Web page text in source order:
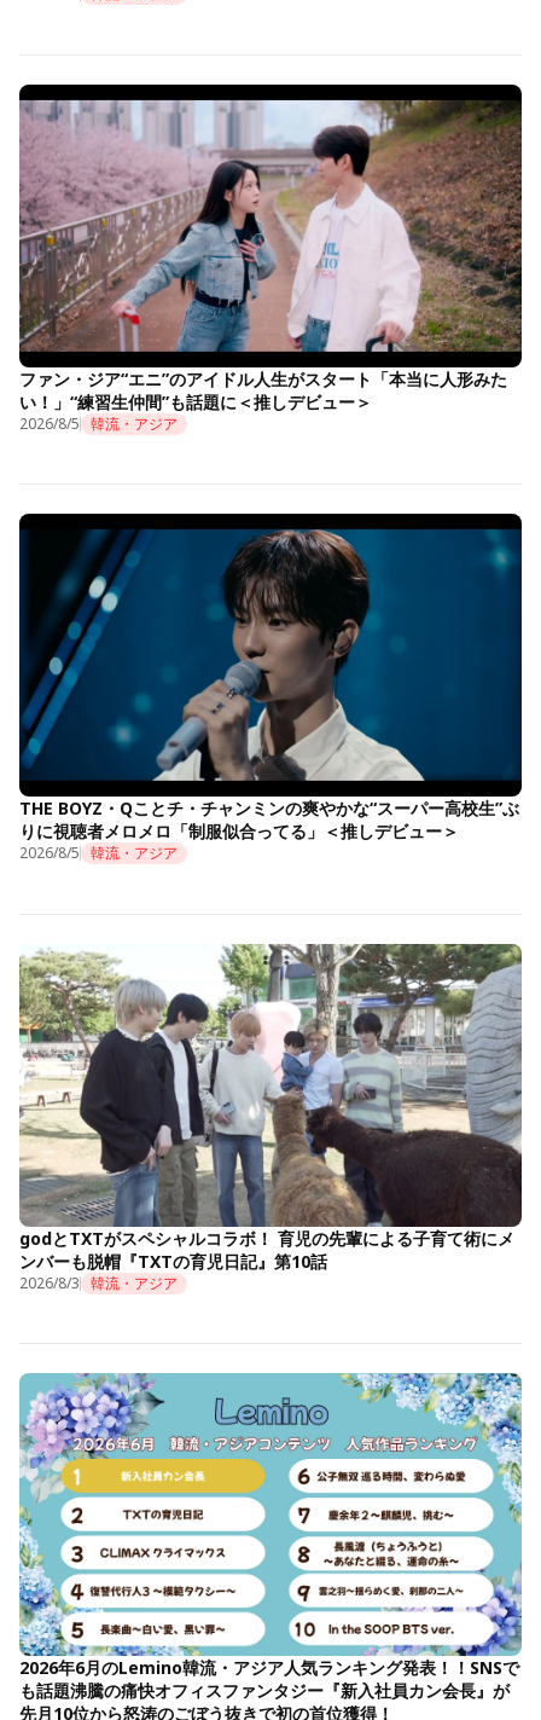
ファン・ジア“エニ”のアイドル人生がスタート「本当に人形みた
い！」“練習生仲間”も話題に＜推しデビュー＞
2026/8/5 韓流・アジア
THE BOYZ・Qことチ・チャンミンの爽やかな“スーパー高校生”ぶ
りに視聴者メロメロ「制服似合ってる」＜推しデビュー＞
2026/8/5 韓流・アジア
godとTXTがスペシャルコラボ！ 育児の先輩による子育て術にメ
ンバーも脱帽『TXTの育児日記』第10話
2026/8/3 韓流・アジア
2026年6月のLemino韓流・アジア人気ランキング発表！！SNSで
も話題沸騰の痛快オフィスファンタジー『新入社員カン会長』が
先月10位から怒涛のごぼう抜きで初の首位獲得！